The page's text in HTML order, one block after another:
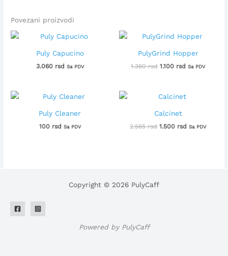
Povezani proizvodi
Puly Capucino
3.060 rsd Sa PDV
PulyGrind Hopper
1.360rsd
Originalna
je
1.360 rsd.
1.100 rsd
Trenutna
cena
1.100 rsd.
Sa PDV
Puly Cleaner
100 rsd Sa PDV
Calcinet
2.565rsd
Originalna
je
2.565 rsd.
1.500 rsd Sa PDV
Copyright © 2026 PulyCaff
Powered by PulyCaff